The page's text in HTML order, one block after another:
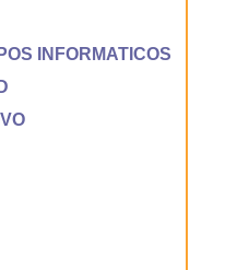
INFORMATICOS